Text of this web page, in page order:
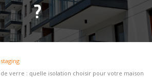
?
verre : quelle isolation choisir pour votre maison